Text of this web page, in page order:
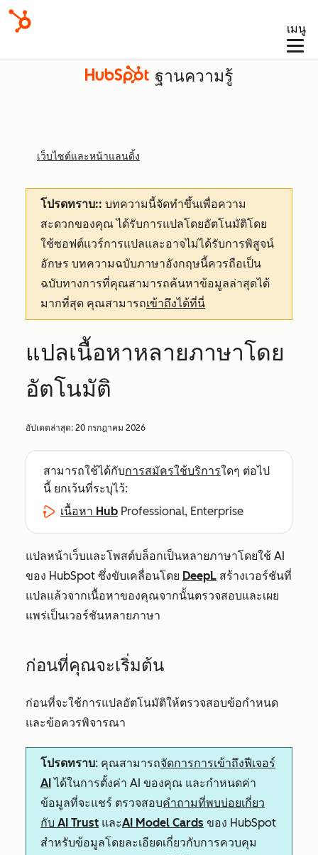
เมนู
ฐานความรู้
เว็บไซต์และหน้าแลนดิ้ง
โปรดทราบ:: บทความนี้จัดทำขึ้นเพื่อความ
สะดวกของคุณได้รับการแปลโดยอัตโนมัติโดย
ใช้ซอฟต์แวร์การแปลและอาจไม่ได้รับการพิสูจน์
อักษร บทความฉบับภาษาอังกฤษนี้ควรถือเป็น
ฉบับทางการที่คุณสามารถค้นหาข้อมูลล่าสุดได้
มากที่สุด คุณสามารถเข้าถึงได้ที่นี่
แปลเนื้อหาหลายภาษาโดย
อัตโนมัติ
อัปเดตล่าสุด: 20 กรกฎาคม 2026
สามารถใช้ได้กับการสมัครใช้บริการใดๆ ต่อไป
นี้ ยกเว้นที่ระบุไว้:
เนื้อหา Hub Professional, Enterprise
แปลหน้าเว็บและโพสต์บล็อกเป็นหลายภาษาโดยใช้ AI
ของ HubSpot ซึ่งขับเคลื่อนโดย DeepL สร้างเวอร์ชันที่
แปลแล้วจากเนื้อหาของคุณจากนั้นตรวจสอบและเผย
แพร่เป็นเวอร์ชันหลายภาษา
ก่อนที่คุณจะเริ่มต้น
ก่อนที่จะใช้การแปลอัตโนมัติให้ตรวจสอบข้อกำหนด
และข้อควรพิจารณา
โปรดทราบ: คุณสามารถจัดการการเข้าถึงฟีเจอร์
AIได้ในการตั้งค่า AI ของคุณ และกำหนดค่า
ข้อมูลที่จะแชร์ ตรวจสอบคำถามที่พบบ่อยเกี่ยว
กับ AI Trust และAI Model Cards ของ HubSpot
สำหรับข้อมูลโดยละเอียดเกี่ยวกับการควบคุม